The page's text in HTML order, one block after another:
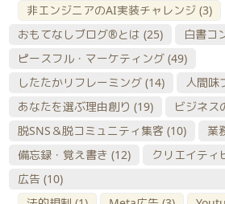
非エンジニアのAI実装チャレンジ (3)
おもてなしブログ®とは (25) 白書コ
ピースフル・マーケティング (49)
したたかリフレーミング (14) 人間味
あなたを選ぶ理由創り (19) ビジネス
脱SNS＆脱コミュニティ集客 (10) 業
備忘録・覚え書き (12) クリエイティ
広告 (10)